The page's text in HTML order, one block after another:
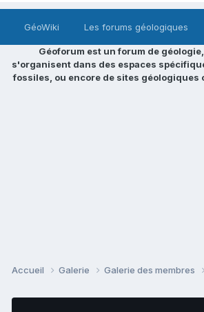
GéoWiki Les forums géologiques
Géoforum est un forum de
s'organisent dans des espaces
fossiles, ou encore de sites géologiques
Accueil Galerie Galerie des membres